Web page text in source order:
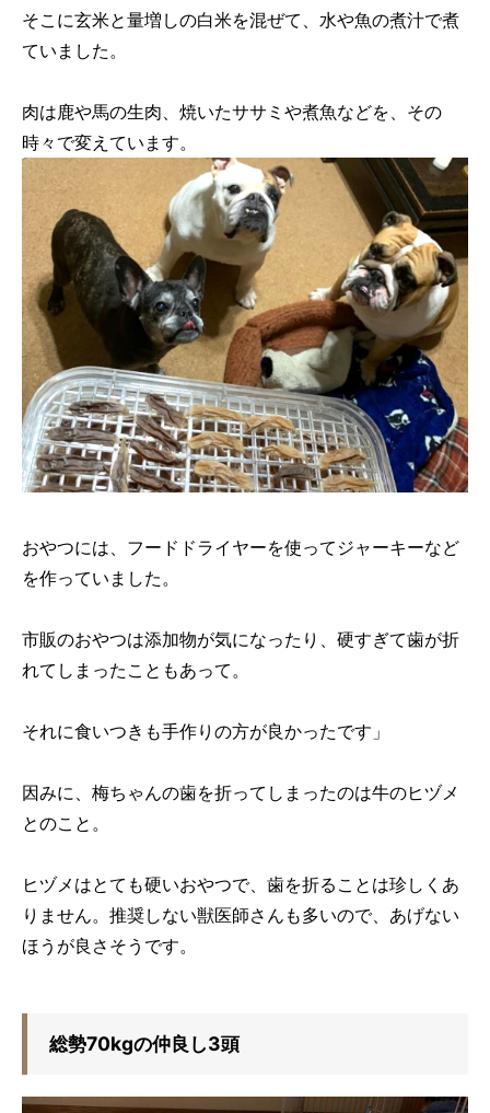
そこに玄米と量増しの白米を混ぜて、水や魚の煮汁で煮
ていました。
肉は鹿や馬の生肉、焼いたササミや煮魚などを、その
時々で変えています。
おやつには、フードドライヤーを使ってジャーキーなど
を作っていました。
市販のおやつは添加物が気になったり、硬すぎて歯が折
れてしまったこともあって。
それに食いつきも手作りの方が良かったです」
因みに、梅ちゃんの歯を折ってしまったのは牛のヒヅメ
とのこと。
ヒヅメはとても硬いおやつで、歯を折ることは珍しくあ
りません。推奨しない獣医師さんも多いので、あげない
ほうが良さそうです。
総勢70kgの仲良し3頭